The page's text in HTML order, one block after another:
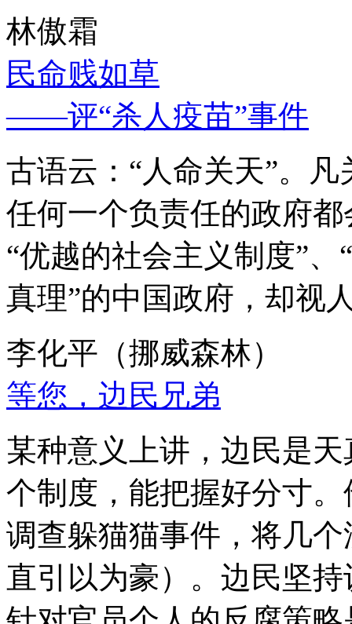
林傲霜
民命贱如草
——评“杀人疫苗”事件
古语云：“人命关天”。
任何一个负责任的政府
“优越的社会主义制度”
真理”的中国政府，却视
李化平（挪威森林）
等您，边民兄弟
某种意义上讲，边民是
个制度，能把握好分寸
调查躲猫猫事件，将几
直引以为豪）。边民坚